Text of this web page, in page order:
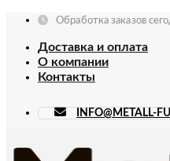
Skip
content
Обработка заказов
Доставка и оплата
О компании
Контакты
INFO@METALL-